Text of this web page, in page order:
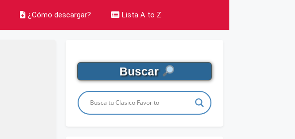
¿Cómo descargar? Lista A to Z
Buscar